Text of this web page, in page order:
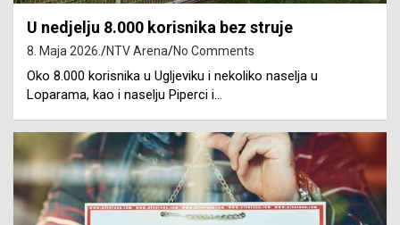
U nedjelju 8.000 korisnika bez struje
8. Maja 2026. NTV Arena No Comments
Oko 8.000 korisnika u Ugljeviku i nekoliko naselja u
Loparama, kao i naselju Piperci i…